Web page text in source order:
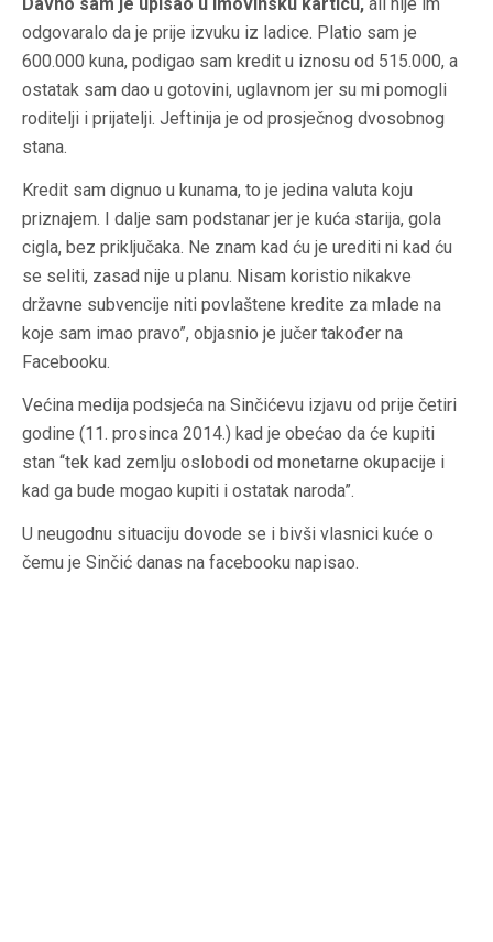
odgovaralo da je prije izvuku iz ladice. Platio sam je
600.000 kuna, podigao sam kredit u iznosu od 515.000, a
ostatak sam dao u gotovini, uglavnom jer su mi pomogli
roditelji i prijatelji. Jeftinija je od prosječnog dvosobnog
stana.
Kredit sam dignuo u kunama, to je jedina valuta koju
priznajem. I dalje sam podstanar jer je kuća starija, gola
cigla, bez priključaka. Ne znam kad ću je urediti ni kad ću
se seliti, zasad nije u planu. Nisam koristio nikakve
državne subvencije niti povlaštene kredite za mlade na
koje sam imao pravo”, objasnio je jučer također na
Facebooku.
Većina medija podsjeća na Sinčićevu izjavu od prije četiri
godine (11. prosinca 2014.) kad je obećao da će kupiti
stan “tek kad zemlju oslobodi od monetarne okupacije i
kad ga bude mogao kupiti i ostatak naroda”.
U neugodnu situaciju dovode se i bivši vlasnici kuće o
čemu je Sinčić danas na facebooku napisao.